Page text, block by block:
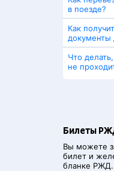
в поезде?
Как
документы
Что
не
Билеты
Вы можете
билет и
бланке РЖД.